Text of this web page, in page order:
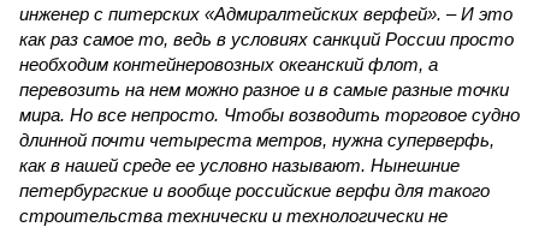
инженер с питерских «Адмиралтейских верфей». – И это
как раз самое то, ведь в условиях санкций России просто
необходим контейнеровозных океанский флот, а
перевозить на нем можно разное и в самые разные точки
мира. Но все непросто. Чтобы возводить торговое судно
длинной почти четыреста метров, нужна суперверфь,
как в нашей среде ее условно называют. Нынешние
петербургские и вообще российские верфи для такого
строительства технически и технологически не